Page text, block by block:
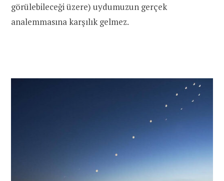
görülebileceği üzere) uydumuzun gerçek
analemmasına karşılık gelmez.